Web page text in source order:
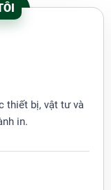
thiết bị, vật tư và
in.